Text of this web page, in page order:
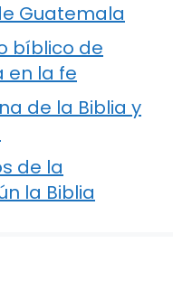
Guatemala
bíblico de
en la fe
de la Biblia y
de la
la Biblia